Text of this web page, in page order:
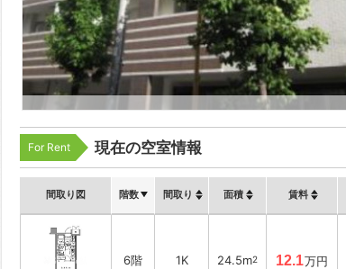
For Rent 現在の空室情報
間取り図 階数 間取り 面積 賃料
6階 1K 24.5m2 12.1万円